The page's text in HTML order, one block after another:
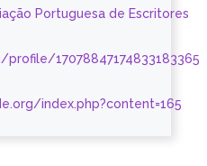
Portuguesa de Escritores
17078847174833183365
index.php?content=165